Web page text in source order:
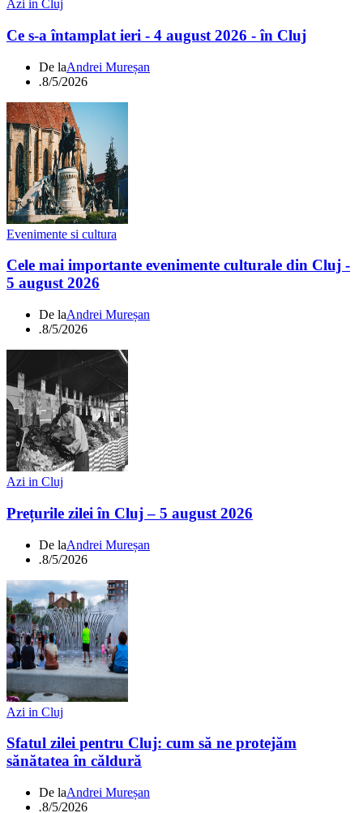
Azi in Cluj
Ce s-a întamplat ieri - 4 august 2026 - în Cluj
De laAndrei Mureșan
.8/5/2026
Evenimente si cultura
Cele mai importante evenimente culturale din Cluj -
5 august 2026
De laAndrei Mureșan
.8/5/2026
Azi in Cluj
Prețurile zilei în Cluj – 5 august 2026
De laAndrei Mureșan
.8/5/2026
Azi in Cluj
Sfatul zilei pentru Cluj: cum să ne protejăm
sănătatea în căldură
De laAndrei Mureșan
.8/5/2026